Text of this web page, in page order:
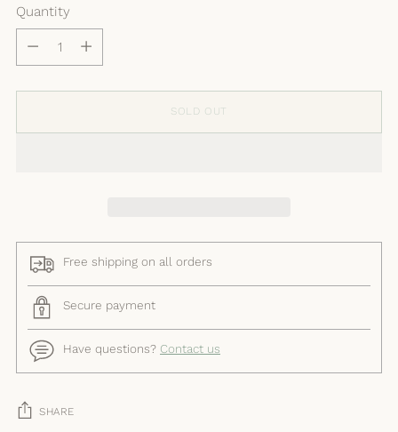
Quantity
SOLD OUT
Free shipping on all orders
Secure payment
Have questions? Contact us
SHARE